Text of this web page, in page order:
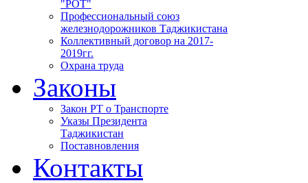
"РОТ"
Профессиональный союз
железнодорожников Таджикистана
Коллективный договор на 2017-
2019гг.
Охрана труда
Законы
Закон РТ о Транспорте
Указы Президента
Таджикистан
Поставновления
Контакты